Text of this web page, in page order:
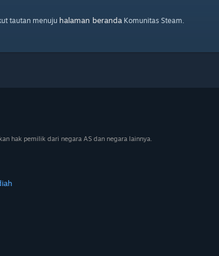
tautan menuju halaman berandaKomunitas Steam.
hak pemilik dari negara AS dan negara lainnya.